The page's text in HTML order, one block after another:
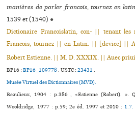
manières de parler francois, tournez en latin
1539 et (1540) ●
Dictionaire Francoislatin, con- || tenant
Francois, tournez || en Latin. || [device] ||
Robert Estienne. || M. D. XXXIX. || Auec
BP16 :BP16_109778.USTC :23431.
Musée Virtuel des Dictionnaires (MVD).
Beaulieux, 1904 : p.386 , «Estienne (Robert). ».
Wooldridge, 1977 : p.59; 2e éd. 1997 et 2010 : 1.7.